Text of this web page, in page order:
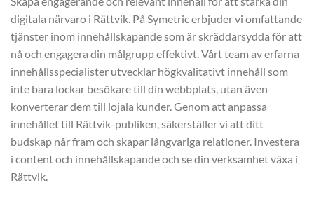
digitala närvaro i Rättvik. På Symetric erbjuder vi omfattande
tjänster inom innehållskapande som är skräddarsydda för att
nå och engagera din målgrupp effektivt. Vårt team av erfarna
innehållsspecialister utvecklar högkvalitativt innehåll som
inte bara lockar besökare till din webbplats, utan även
konverterar dem till lojala kunder. Genom att anpassa
innehållet till Rättvik-publiken, säkerställer vi att ditt
budskap når fram och skapar långvariga relationer. Investera
i content och innehållskapande och se din verksamhet växa i
Rättvik.